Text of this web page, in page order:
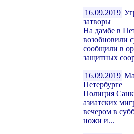
16.09.2019
затворы
На дамбе в
возобновили
сообщили в
защитных
16.09.2019
Петербурге
Полиция
азиатских
вечером в
ножи и...